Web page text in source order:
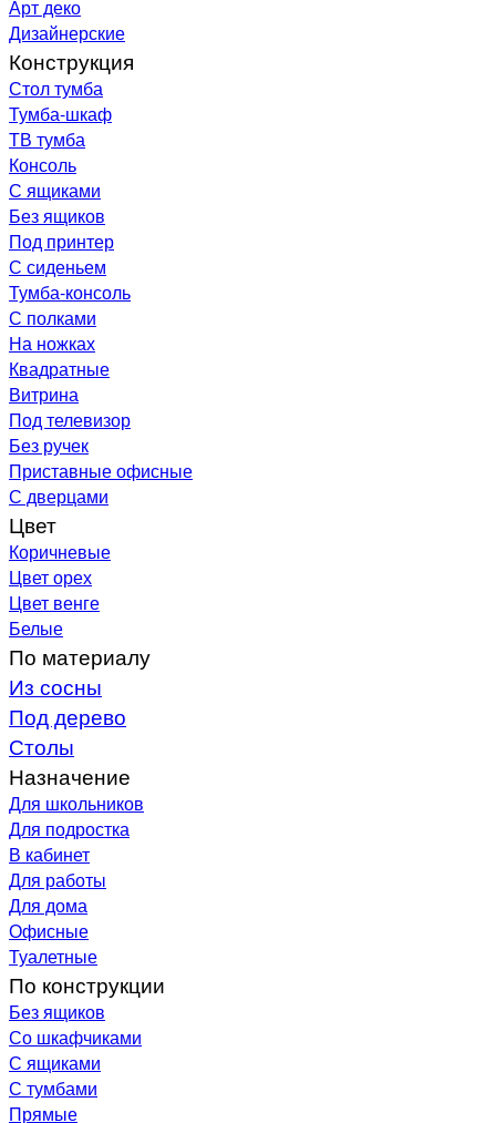
Арт деко
Дизайнерские
Конструкция
Стол тумба
Тумба-шкаф
ТВ тумба
Консоль
С ящиками
Без ящиков
Под принтер
С сиденьем
Тумба-консоль
С полками
На ножках
Квадратные
Витрина
Под телевизор
Без ручек
Приставные офисные
С дверцами
Цвет
Коричневые
Цвет орех
Цвет венге
Белые
По материалу
Из сосны
Под дерево
Столы
Назначение
Для школьников
Для подростка
В кабинет
Для работы
Для дома
Офисные
Туалетные
По конструкции
Без ящиков
Со шкафчиками
С ящиками
С тумбами
Прямые